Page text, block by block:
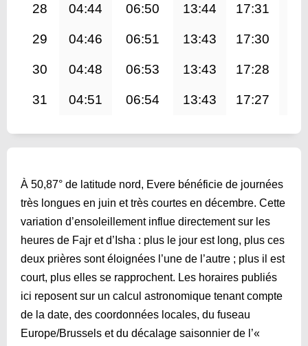
28 04:44 06:50 13:44 17:31
29 04:46 06:51 13:43 17:30
30 04:48 06:53 13:43 17:28
31 04:51 06:54 13:43 17:27
À 50,87° de latitude nord, Evere bénéficie de journées
très longues en juin et très courtes en décembre. Cette
variation d’ensoleillement influe directement sur les
heures de Fajr et d’Isha : plus le jour est long, plus ces
deux prières sont éloignées l’une de l’autre ; plus il est
court, plus elles se rapprochent. Les horaires publiés
ici reposent sur un calcul astronomique tenant compte
de la date, des coordonnées locales, du fuseau
Europe/Brussels et du décalage saisonnier de l’«